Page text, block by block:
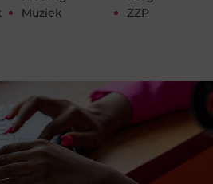
Muziek
ZZP